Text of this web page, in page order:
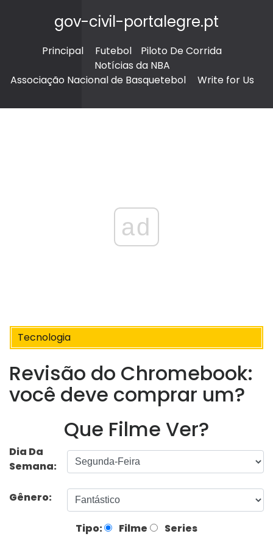
gov-civil-portalegre.pt
Principal Futebol
Piloto De Corrida
Notícias da NBA
Associação Nacional de Basquetebol
Write for Us
ad
Tecnologia
Revisão do Chromebook:
você deve comprar um?
Que Filme Ver?
Dia Da
Semana:
Gênero:
Tipo: Filme Series